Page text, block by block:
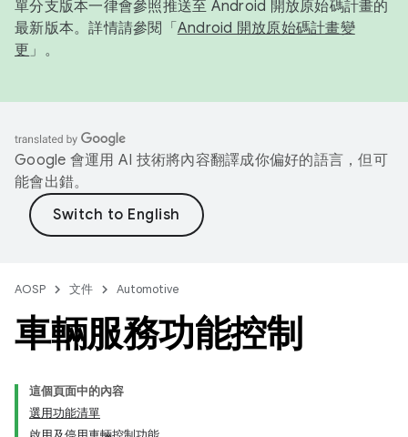
單分支版本一律會參照推送至 Android 開放原始碼計畫的
最新版本。詳情請參閱「 Android 開放原始碼計畫變
更 」。
Google 會運用 AI 技術將內容翻譯成你偏好的語言，但可
能會出錯。
AOSP 文件 Automotive
車輛服務功能控制
這個頁面中的內容
選用功能清單